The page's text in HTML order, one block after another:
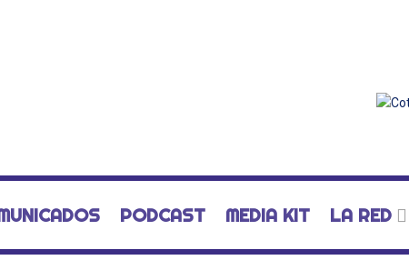
PODCAST MEDIA KIT LA RED